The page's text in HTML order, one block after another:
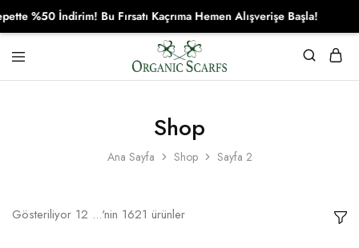
Organikscarf
Ana Sayfa Shop Sayfa 2
Shop
Gösteriliyor 12 ...'nin 1621 ürünler
Bu Fırsatı Kaçrıma Hemen Alışverişe Başla!